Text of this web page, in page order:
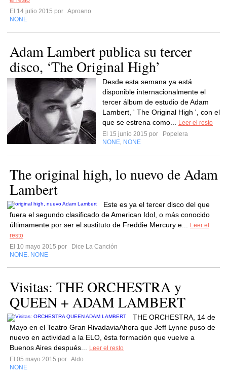
El 14 julio 2015 por Aproano
NONE
Adam Lambert publica su tercer
disco, ‘The Original High’
Desde esta semana ya está
disponible internacionalmente el
tercer álbum de estudio de Adam
Lambert, ' The Original High ', con el
que se estrena como...
Leer el resto
El 15 junio 2015 por
Popelera
NONE NONE
The original high, lo nuevo de Adam
Lambert
Este es ya el tercer disco del que
fuera el segundo clasificado de American Idol, o más conocido
últimamente por ser el sustituto de Freddie Mercury e...
Leer el
resto
El 10 mayo 2015 por
Dice La Canción
NONE NONE
Visitas: THE ORCHESTRA y
QUEEN + ADAM LAMBERT
THE ORCHESTRA, 14 de
Mayo en el Teatro Gran RivadaviaAhora que Jeff Lynne puso de
nuevo en actividad a la ELO, ésta formación que vuelve a
Buenos Aires después...
Leer el resto
El 05 mayo 2015 por Aldo
NONE